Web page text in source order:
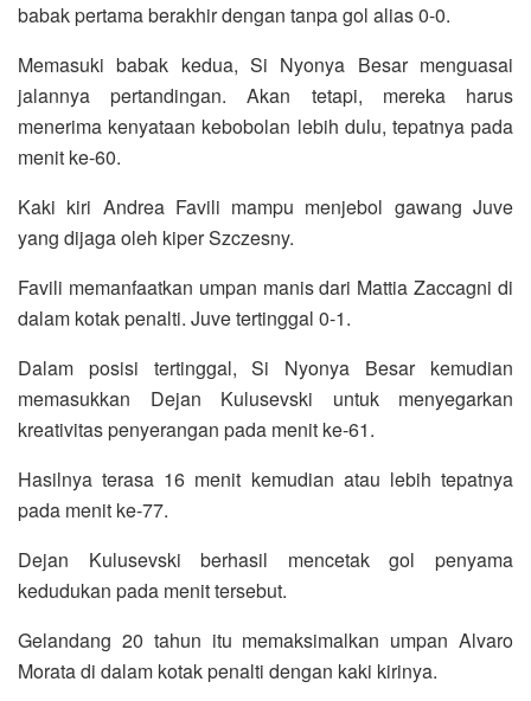
babak pertama berakhir dengan tanpa gol alias 0-0.
Memasuki babak kedua, Si Nyonya Besar menguasai
jalannya pertandingan. Akan tetapi, mereka harus
menerima kenyataan kebobolan lebih dulu, tepatnya pada
menit ke-60.
Kaki kiri Andrea Favili mampu menjebol gawang Juve
yang dijaga oleh kiper Szczesny.
Favili memanfaatkan umpan manis dari Mattia Zaccagni di
dalam kotak penalti. Juve tertinggal 0-1.
Dalam posisi tertinggal, Si Nyonya Besar kemudian
memasukkan Dejan Kulusevski untuk menyegarkan
kreativitas penyerangan pada menit ke-61.
Hasilnya terasa 16 menit kemudian atau lebih tepatnya
pada menit ke-77.
Dejan Kulusevski berhasil mencetak gol penyama
kedudukan pada menit tersebut.
Gelandang 20 tahun itu memaksimalkan umpan Alvaro
Morata di dalam kotak penalti dengan kaki kirinya.